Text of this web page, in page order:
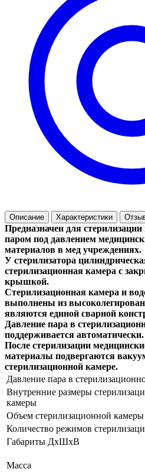
Описание Характеристики
Предназначен для
паром под давлением
материалов в мед учреждениях.
У стерилизатора
стерилизационная камера с
крышкой.
Стерилизационная камера и
выполнены из
являются единой сварной
Давление пара в
поддерживается автоматически.
После стерилизации
материалы подвергаются
стерилизационной камере.
Давление пара в
Внутренние размеры
камеры
Объем стерилизационной камеры
Количество режимов
Габариты ДхШхВ
Масса